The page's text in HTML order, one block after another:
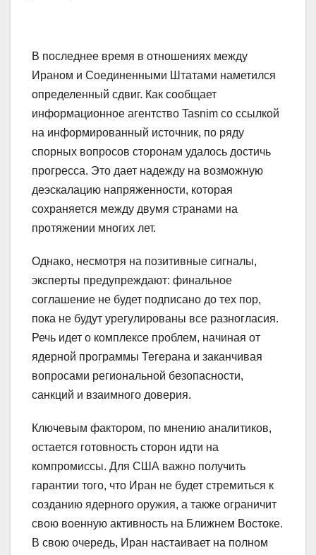
В последнее время в отношениях между
Ираном и Соединенными Штатами наметился
определенный сдвиг. Как сообщает
информационное агентство Tasnim со ссылкой
на информированный источник, по ряду
спорных вопросов сторонам удалось достичь
прогресса. Это дает надежду на возможную
деэскалацию напряженности, которая
сохраняется между двумя странами на
протяжении многих лет.
Однако, несмотря на позитивные сигналы,
эксперты предупреждают: финальное
соглашение не будет подписано до тех пор,
пока не будут урегулированы все разногласия.
Речь идет о комплексе проблем, начиная от
ядерной программы Тегерана и заканчивая
вопросами региональной безопасности,
санкций и взаимного доверия.
Ключевым фактором, по мнению аналитиков,
остается готовность сторон идти на
компромиссы. Для США важно получить
гарантии того, что Иран не будет стремиться к
созданию ядерного оружия, а также ограничит
свою военную активность на Ближнем Востоке.
В свою очередь, Иран настаивает на полном